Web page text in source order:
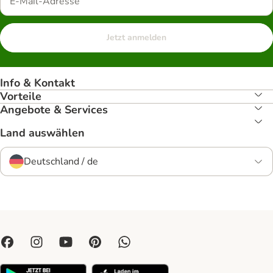
Jetzt anmelden
Info & Kontakt
Vorteile
Angebote & Services
Land auswählen
Deutschland / de